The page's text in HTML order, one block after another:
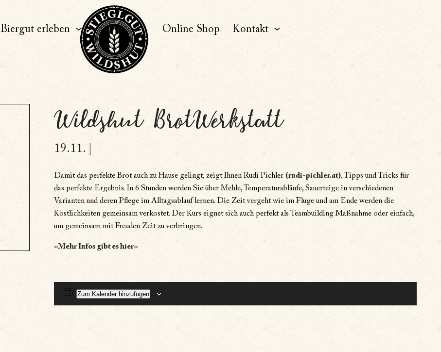
Biergut erleben Online Shop Kontakt
Wildshut BrotWerkstatt
19.11. |
Damit das perfekte Brot auch zu Hause gelingt, zeigt Ihnen Rudi Pichler (rudi-pichler.at), Tipps und Tricks für
das perfekte Ergebnis. In 6 Stunden werden Sie über Mehle, Temperaturabläufe, Sauerteige in verschiedenen
Varianten und deren Pflege im Alltagsablauf lernen. Die Zeit vergeht wie im Fluge und am Ende werden die
Köstlichkeiten gemeinsam verkostet. Der Kurs eignet sich auch perfekt als Teambuilding Maßnahme oder einfach,
um gemeinsam mit Freuden Zeit zu verbringen.
››Mehr Infos gibt es hier‹‹
Zum Kalender hinzufügen